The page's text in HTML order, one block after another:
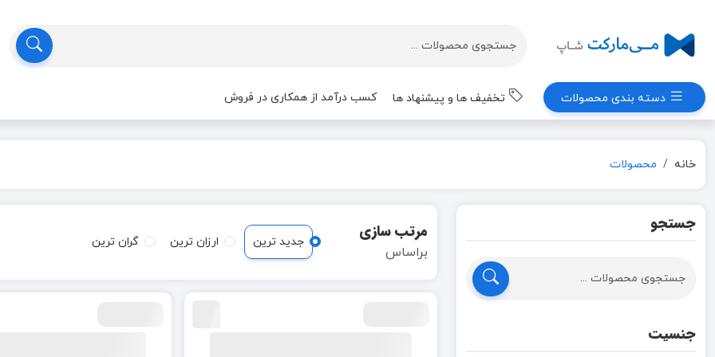
دسته بندی محصولات تخفیف ها و پیشنهاد ها کسب درآمد از همکاری در فروش
خانه محصولات
جستجو
جنسیت
مرتب سازی
براساس
جدید ترین ارزان ترین گران ترین